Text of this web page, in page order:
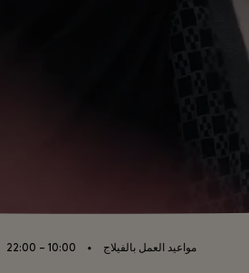
مواعيد العمل بالفيلاج ⬩
10:00 – 22:00